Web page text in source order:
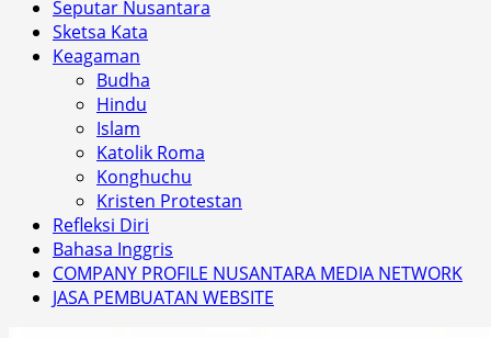
Seputar Nusantara
Sketsa Kata
Keagaman
Budha
Hindu
Islam
Katolik Roma
Konghuchu
Kristen Protestan
Refleksi Diri
Bahasa Inggris
COMPANY PROFILE NUSANTARA MEDIA NETWORK
JASA PEMBUATAN WEBSITE